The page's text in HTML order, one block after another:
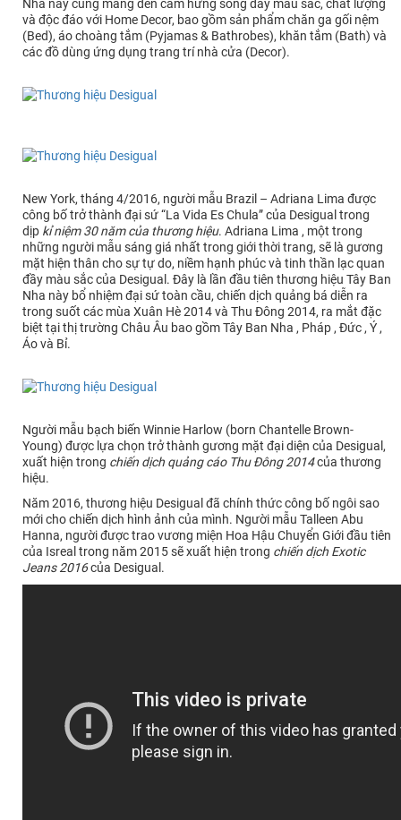
Nha này cũng mang đến cảm hứng sống đầy màu sắc, chất lượng
và độc đáo với Home Decor, bao gồm sản phẩm chăn ga gối nệm
(Bed), áo choàng tắm (Pyjamas & Bathrobes), khăn tắm (Bath) và
các đồ dùng ứng dụng trang trí nhà cửa (Decor).
New York, tháng 4/2016, người mẫu Brazil – Adriana Lima được
công bố trở thành đại sứ “La Vida Es Chula” của Desigual trong
dịp kỉ niệm 30 năm của thương hiệu. Adriana Lima , một trong
những người mẫu sáng giá nhất trong giới thời trang, sẽ là gương
mặt hiện thân cho sự tự do, niềm hạnh phúc và tinh thần lạc quan
đầy màu sắc của Desigual. Đây là lần đầu tiên thương hiệu Tây Ban
Nha này bổ nhiệm đại sứ toàn cầu, chiến dịch quảng bá diễn ra
trong suốt các mùa Xuân Hè 2014 và Thu Đông 2014, ra mắt đặc
biệt tại thị trường Châu Âu bao gồm Tây Ban Nha , Pháp , Đức , Ý ,
Áo và Bỉ.
Người mẫu bạch biến Winnie Harlow (born Chantelle Brown-
Young) được lựa chọn trở thành gương mặt đại diện của Desigual,
xuất hiện trong chiến dịch quảng cáo Thu Đông 2014của thương
hiệu.
Năm 2016, thương hiệu Desigual đã chính thức công bố ngôi sao
mới cho chiến dịch hình ảnh của mình. Người mẫu Talleen Abu
Hanna, người được trao vương miện Hoa Hậu Chuyển Giới đầu tiên
của Isreal trong năm 2015 sẽ xuất hiện trong chiến dịch Exotic
Jeans 2016của Desigual.